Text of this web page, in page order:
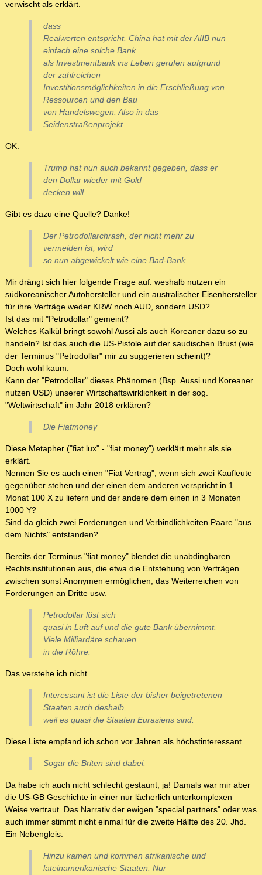
verwischt als erklärt.
dass
Realwerten entspricht. China hat mit der AIIB nun
einfach eine solche Bank
als Investmentbank ins Leben gerufen aufgrund
der zahlreichen
Investitionsmöglichkeiten in die Erschließung von
Ressourcen und den Bau
von Handelswegen. Also in das
Seidenstraßenprojekt.
OK.
Trump hat nun auch bekannt gegeben, dass er
den Dollar wieder mit Gold
decken will.
Gibt es dazu eine Quelle? Danke!
Der Petrodollarchrash, der nicht mehr zu
vermeiden ist, wird
so nun abgewickelt wie eine Bad-Bank.
Mir drängt sich hier folgende Frage auf: weshalb nutzen ein
südkoreanischer Autohersteller und ein australischer Eisenhersteller
für ihre Verträge weder KRW noch AUD, sondern USD?
Ist das mit "Petrodollar" gemeint?
Welches Kalkül bringt sowohl Aussi als auch Koreaner dazu so zu
handeln? Ist das auch die US-Pistole auf der saudischen Brust (wie
der Terminus "Petrodollar" mir zu suggerieren scheint)?
Doch wohl kaum.
Kann der "Petrodollar" dieses Phänomen (Bsp. Aussi und Koreaner
nutzen USD) unserer Wirtschaftswirklichkeit in der sog.
"Weltwirtschaft" im Jahr 2018 erklären?
Die Fiatmoney
Diese Metapher ("fiat lux" - "fiat money") verklärt mehr als sie
erklärt.
Nennen Sie es auch einen "Fiat Vertrag", wenn sich zwei Kaufleute
gegenüber stehen und der einen dem anderen verspricht in 1
Monat 100 X zu liefern und der andere dem einen in 3 Monaten
1000 Y?
Sind da gleich zwei Forderungen und Verbindlichkeiten Paare "aus
dem Nichts" entstanden?
Bereits der Terminus "fiat money" blendet die unabdingbaren
Rechtsinstitutionen aus, die etwa die Entstehung von Verträgen
zwischen sonst Anonymen ermöglichen, das Weiterreichen von
Forderungen an Dritte usw.
Petrodollar löst sich
quasi in Luft auf und die gute Bank übernimmt.
Viele Milliardäre schauen
in die Röhre.
Das verstehe ich nicht.
Interessant ist die Liste der bisher beigetretenen
Staaten auch deshalb,
weil es quasi die Staaten Eurasiens sind.
Diese Liste empfand ich schon vor Jahren als höchstinteressant.
Sogar die Briten sind dabei.
Da habe ich auch nicht schlecht gestaunt, ja! Damals war mir aber
die US-GB Geschichte in einer nur lächerlich unterkomplexen
Weise vertraut. Das Narrativ der ewigen "special partners" oder was
auch immer stimmt nicht einmal für die zweite Hälfte des 20. Jhd.
Ein Nebengleis.
Hinzu kamen und kommen afrikanische und
lateinamerikanische Staaten. Nur